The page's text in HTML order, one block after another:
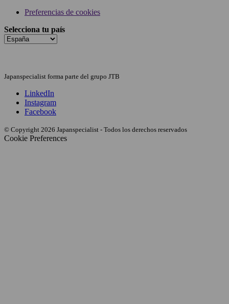
Preferencias de cookies
Selecciona tu país
Japanspecialist forma parte del grupo JTB
LinkedIn
Instagram
Facebook
© Copyright 2026 Japanspecialist - Todos los derechos reservados
Cookie Preferences